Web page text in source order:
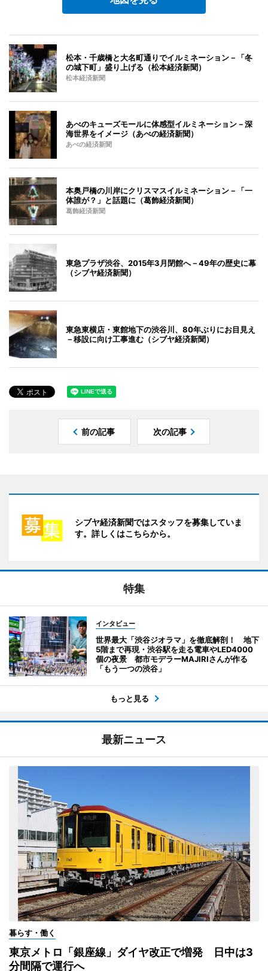
松本・千歳橋と大名町通りでイルミネーション－「冬
の城下町」盛り上げる（松本経済新聞）
松本経済新聞
あべのキューズモールに体感型イルミネーション－深
海世界をイメージ（あべの経済新聞）
あべの経済新聞
本奥戸橋の川岸にクリスマスイルミネーション－「一
体誰が？」と話題に（葛飾経済新聞）
葛飾経済新聞
東急プラザ渋谷、2015年3月閉館へ－49年の歴史に幕
（シブヤ経済新聞）
東急東横店・東館地下の渋谷川、80年ぶりにお目見え
－移設に向け工事進む（シブヤ経済新聞）
前の記事 次の記事
シブヤ経済新聞ではスタッフを募集していま
す。詳しくはこちらから。
特集
インタビュー
世界最大「渋谷ジオラマ」を徹底解剖！ 地下
5階まで再現・渋谷駅を走る電車やLED4000
個の夜景 都市モデラーMAJIRIさんが作る
「もう一つの渋谷」
もっと見る
最新ニュース
暮らす・働く
東京メトロ「銀座線」ダイヤ改正で増発 日中は3
分間隔で運行へ